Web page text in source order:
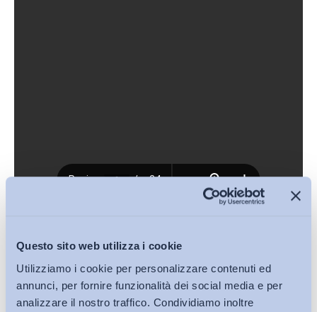
Questo sito web utilizza i cookie
Utilizziamo i cookie per personalizzare contenuti ed
annunci, per fornire funzionalità dei social media e per
analizzare il nostro traffico. Condividiamo inoltre
Condividi su: